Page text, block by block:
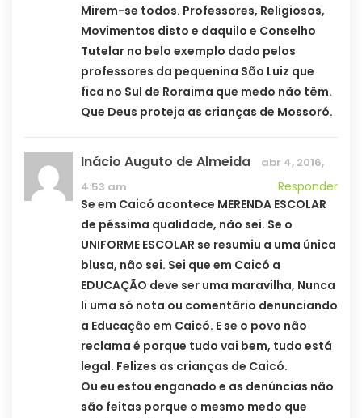
Mirem-se todos. Professores, Religiosos,
Movimentos disto e daquilo e Conselho
Tutelar no belo exemplo dado pelos
professores da pequenina São Luiz que
fica no Sul de Roraima que medo não têm.
Que Deus proteja as crianças de Mossoró.
Inácio Auguto de Almeida
abr 4, 2016,
4:53 am
Responder
Se em Caicó acontece MERENDA ESCOLAR
de péssima qualidade, não sei. Se o
UNIFORME ESCOLAR se resumiu a uma única
blusa, não sei. Sei que em Caicó a
EDUCAÇÃO deve ser uma maravilha, Nunca
li uma só nota ou comentário denunciando
a Educação em Caicó. E se o povo não
reclama é porque tudo vai bem, tudo está
legal. Felizes as crianças de Caicó.
Ou eu estou enganado e as denúncias não
são feitas porque o mesmo medo que